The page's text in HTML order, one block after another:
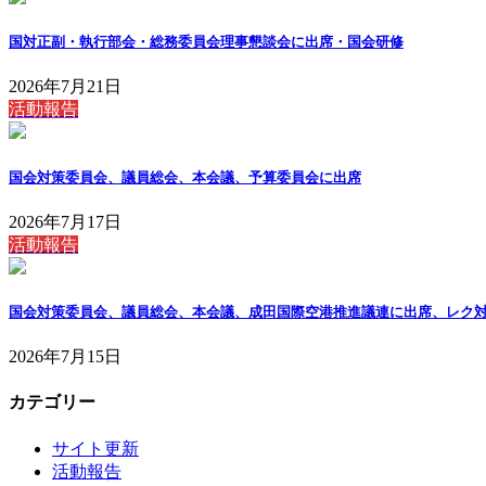
国対正副・執行部会・総務委員会理事懇談会に出席・国会研修
2026年7月21日
活動報告
国会対策委員会、議員総会、本会議、予算委員会に出席
2026年7月17日
活動報告
国会対策委員会、議員総会、本会議、成田国際空港推進議連に出席、レク
2026年7月15日
カテゴリー
サイト更新
活動報告